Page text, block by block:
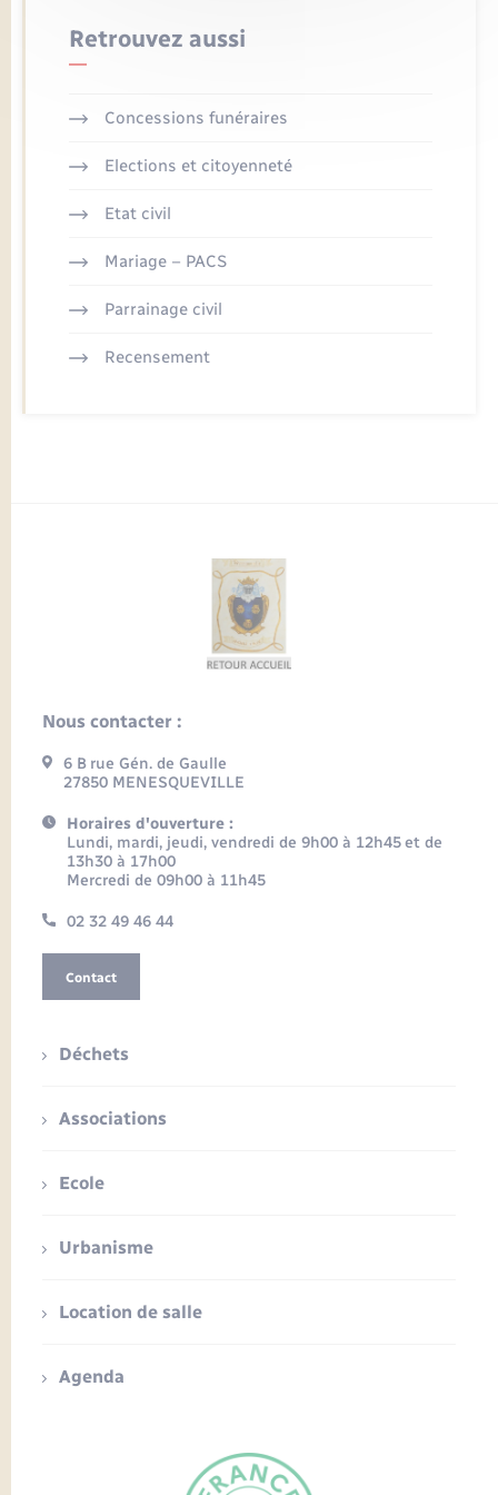
Retrouvez aussi
Concessions funéraires
Elections et citoyenneté
Etat civil
Mariage – PACS
Parrainage civil
Recensement
Nous contacter :
6 B rue Gén. de Gaulle
27850 MENESQUEVILLE
Horaires d'ouverture :
Lundi, mardi, jeudi, vendredi de 9h00 à 12h45 et de
13h30 à 17h00
Mercredi de 09h00 à 11h45
02 32 49 46 44
Contact
Déchets
Associations
Ecole
Urbanisme
Location de salle
Agenda